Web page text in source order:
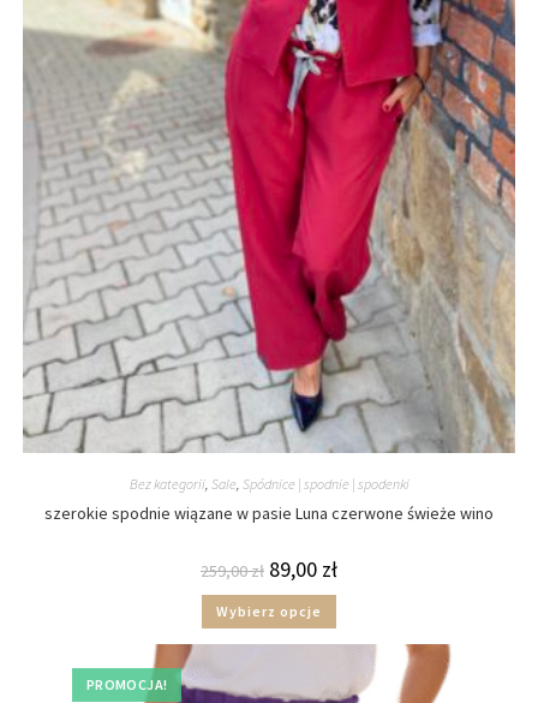
Bez kategorii, Sale, Spódnice | spodnie | spodenki
szerokie spodnie wiązane w pasie Luna czerwone świeże wino
259,00zł 89,00 zł
Wybierz opcje
PROMOCJA!